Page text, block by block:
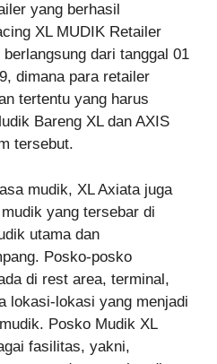
yang berhasil
XL MUDIK Retailer
dari tanggal 01
dimana para retailer
tertentu yang harus
Bareng XL dan AXIS
tersebut.
mudik, XL Axiata juga
yang tersebar di
utama dan
Posko-posko
di rest area, terminal,
lokasi-lokasi yang menjadi
Posko Mudik XL
fasilitas, yakni,